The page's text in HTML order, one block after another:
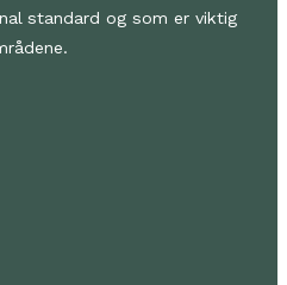
standard og som er viktig